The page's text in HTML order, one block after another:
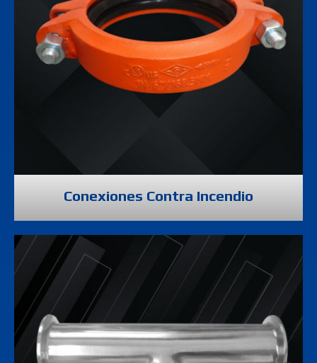
Conexiones Contra Incendio